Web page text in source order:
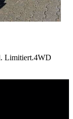
Limitiert.4WD